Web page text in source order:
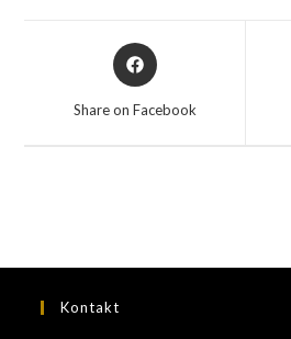
Share on Facebook
Kontakt